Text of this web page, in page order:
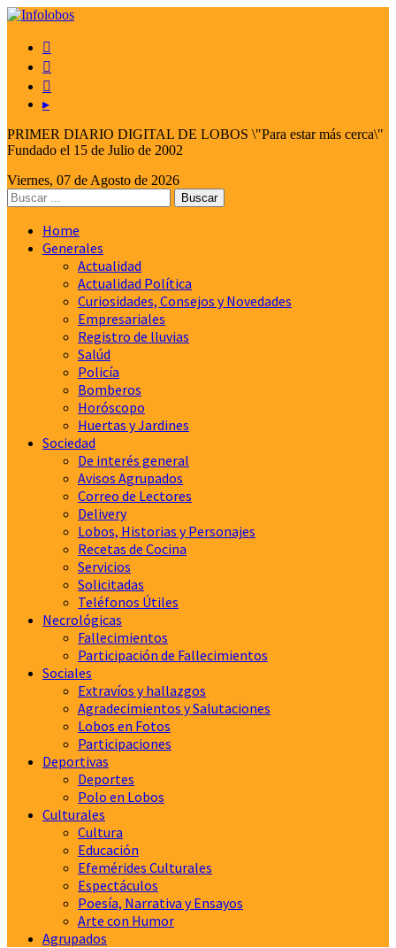



▸
PRIMER DIARIO DIGITAL DE LOBOS \"Para estar más cerca\"
Fundado el 15 de Julio de 2002
Viernes, 07 de Agosto de 2026
Home
Generales
Actualidad
Actualidad Política
Curiosidades, Consejos y Novedades
Empresariales
Registro de lluvias
Salúd
Policía
Bomberos
Horóscopo
Huertas y Jardines
Sociedad
De interés general
Avisos Agrupados
Correo de Lectores
Delivery
Lobos, Historias y Personajes
Recetas de Cocina
Servicios
Solicitadas
Teléfonos Útiles
Necrológicas
Fallecimientos
Participación de Fallecimientos
Sociales
Extravíos y hallazgos
Agradecimientos y Salutaciones
Lobos en Fotos
Participaciones
Deportivas
Deportes
Polo en Lobos
Culturales
Cultura
Educación
Efemérides Culturales
Espectáculos
Poesía, Narrativa y Ensayos
Arte con Humor
Agrupados